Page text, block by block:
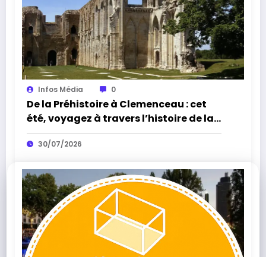
Infos Média 0
De la Préhistoire à Clemenceau : cet
été, voyagez à travers l’histoire de la
Vendée
30/07/2026